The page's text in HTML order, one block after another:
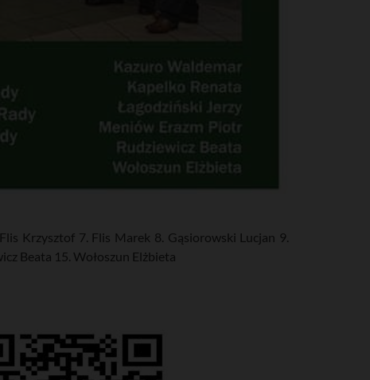
Krzysztof 7. Flis Marek 8. Gąsiorowski Lucjan 9.
Beata 15. Wołoszun Elżbieta